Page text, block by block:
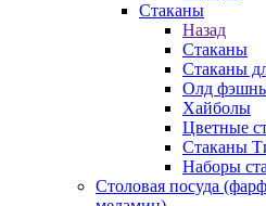
Стаканы
Назад
Стаканы
Стаканы
Олд
Хайболы
Цветные
Стаканы
Наборы
Столовая посуда